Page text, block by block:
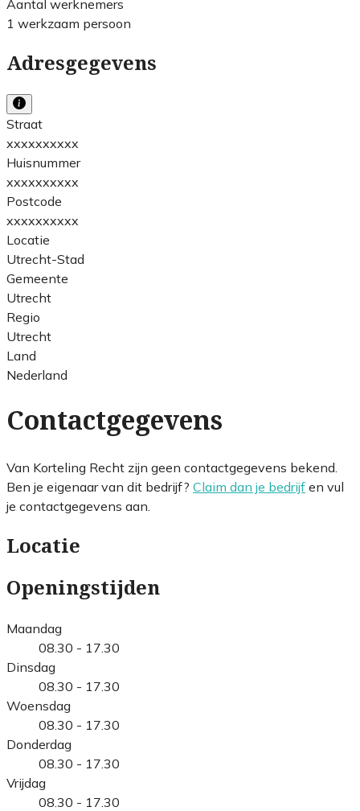
Aantal werknemers
1 werkzaam persoon
Adresgegevens
Straat
xxxxxxxxxx
Huisnummer
xxxxxxxxxx
Postcode
xxxxxxxxxx
Locatie
Utrecht-Stad
Gemeente
Utrecht
Regio
Utrecht
Land
Nederland
Contactgegevens
Van Korteling Recht zijn geen contactgegevens bekend.
Ben je eigenaar van dit bedrijf? Claim dan je bedrijf en vul
je contactgegevens aan.
Locatie
Openingstijden
Maandag
08.30 - 17.30
Dinsdag
08.30 - 17.30
Woensdag
08.30 - 17.30
Donderdag
08.30 - 17.30
Vrijdag
08.30 - 17.30